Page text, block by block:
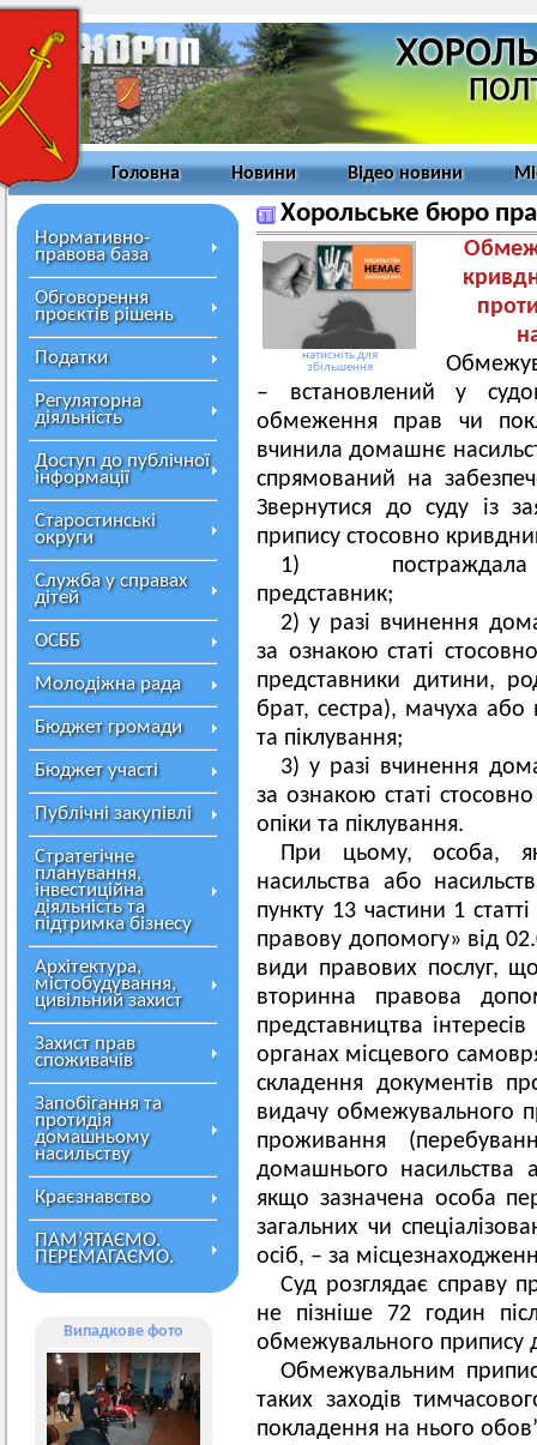
Головна Новини Відео новини
Нормативно-
правова база
Обговорення
проєктів рішень
Податки
Регуляторна
діяльність
Доступ до публічної
інформації
Старостинські
округи
Служба у справах
дітей
ОСББ
Молодіжна рада
Бюджет громади
Бюджет участі
Публічні закупівлі
Стратегічне
планування,
інвестиційна
діяльність та
підтримка бізнесу
Архітектура,
містобудування,
цивільний захист
Захист прав
споживачів
Запобігання та
протидія
домашньому
насильству
Краєзнавство
ПАМ’ЯТАЄМО.
ПЕРЕМАГАЄМО.
Випадкове фото
Хорольське бюро
натисніть для
збільшення
– встановлений у
обмеження прав чи
вчинила домашнє
спрямований на
Звернутися до суду із
припису стосовно
1)
2) у разі вчинення
за ознакою статі
представники дитини,
брат, сестра), мачуха
та піклування;
3) у разі вчинення
за ознакою статі
опіки та піклування.
При цьому, особа,
насильства або
пункту 13 частини 1
правову допомогу» від
види правових послуг,
вторинна правова
представництва
органах місцевого
складення документів
видачу обмежувального
проживання
домашнього насильства
якщо зазначена особа
загальних чи
осіб, – за
Суд розглядає справу
не пізніше 72 годин
Обмежувальним
таких заходів
покладення на нього